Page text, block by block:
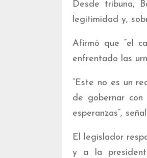
Desde tribuna,
legitimidad y,
Afirmó que “el
enfrentado las
“Este no es un
de gobernar con
esperanzas”,
El legislador
y a la